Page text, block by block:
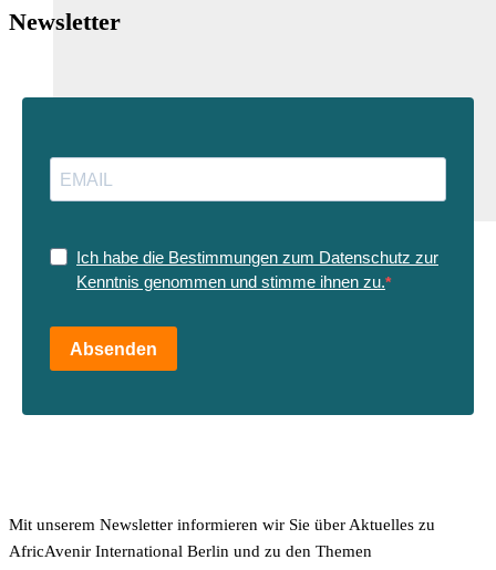
Newsletter
Ich habe die Bestimmungen zum Datenschutz zur
Kenntnis genommen und stimme ihnen zu.
Absenden
Mit unserem Newsletter informieren wir Sie über Aktuelles zu
AfricAvenir International Berlin und zu den Themen